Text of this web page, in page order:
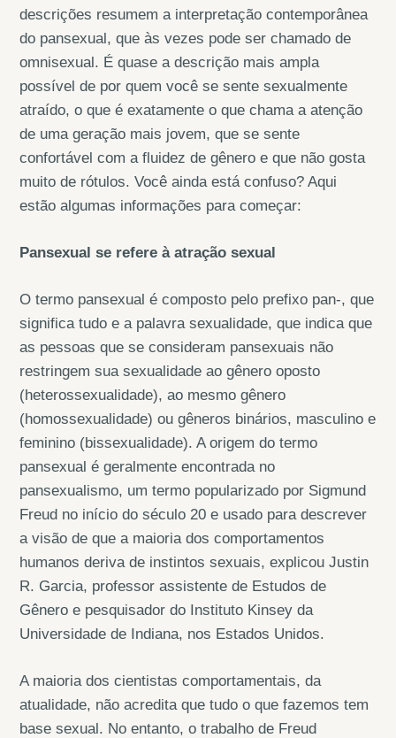
descrições resumem a interpretação contemporânea
do pansexual, que às vezes pode ser chamado de
omnisexual. É quase a descrição mais ampla
possível de por quem você se sente sexualmente
atraído, o que é exatamente o que chama a atenção
de uma geração mais jovem, que se sente
confortável com a fluidez de gênero e que não gosta
muito de rótulos. Você ainda está confuso? Aqui
estão algumas informações para começar:
Pansexual se refere à atração sexual
O termo pansexual é composto pelo prefixo pan-, que
significa tudo e a palavra sexualidade, que indica que
as pessoas que se consideram pansexuais não
restringem sua sexualidade ao gênero oposto
(heterossexualidade), ao mesmo gênero
(homossexualidade) ou gêneros binários, masculino e
feminino (bissexualidade). A origem do termo
pansexual é geralmente encontrada no
pansexualismo, um termo popularizado por Sigmund
Freud no início do século 20 e usado para descrever
a visão de que a maioria dos comportamentos
humanos deriva de instintos sexuais, explicou Justin
R. Garcia, professor assistente de Estudos de
Gênero e pesquisador do Instituto Kinsey da
Universidade de Indiana, nos Estados Unidos.
A maioria dos cientistas comportamentais, da
atualidade, não acredita que tudo o que fazemos tem
base sexual. No entanto, o trabalho de Freud